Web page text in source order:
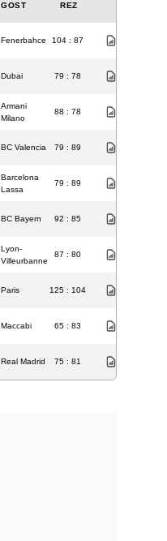
GOST REZ
Fenerbahce 104 : 87
Dubai 79 : 78
Armani
Milano
88 : 78
BC Valencia 79 : 89
Barcelona
Lassa
79 : 89
BC Bayern 92 : 85
Lyon-
Villeurbanne
87 : 80
Paris 125 : 104
Maccabi 65 : 83
Real Madrid 75 : 81